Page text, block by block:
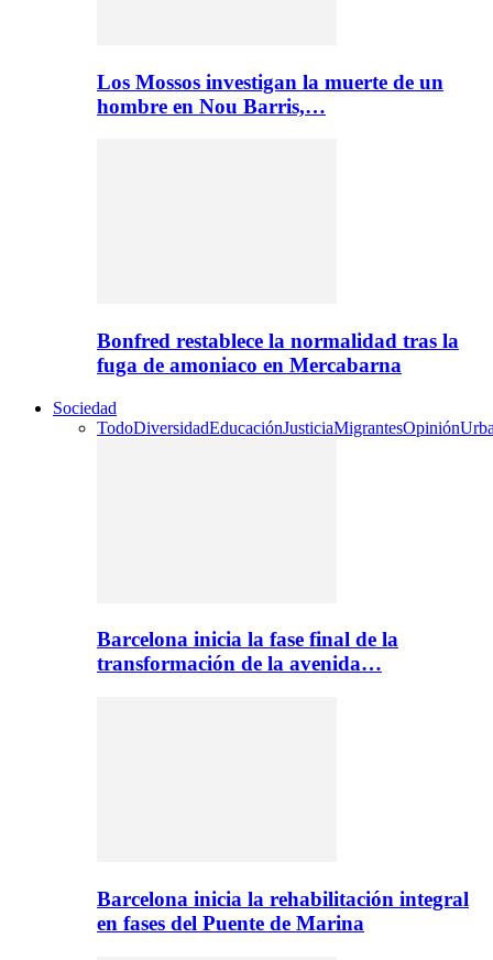
Los Mossos investigan la muerte de un
hombre en Nou Barris,…
Bonfred restablece la normalidad tras la
fuga de amoniaco en Mercabarna
Sociedad
TodoDiversidadEducaciónJusticiaMigrantesOpinión
Barcelona inicia la fase final de la
transformación de la avenida…
Barcelona inicia la rehabilitación integral
en fases del Puente de Marina